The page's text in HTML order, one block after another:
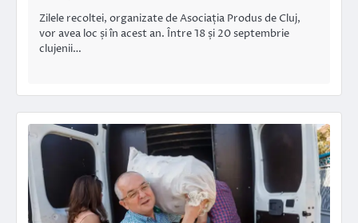
Zilele recoltei, organizate de Asociația Produs de Cluj,
vor avea loc și în acest an. Între 18 și 20 septembrie
clujenii…